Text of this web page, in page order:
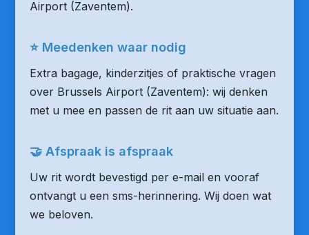
Airport (Zaventem).
⭐ Meedenken waar nodig
Extra bagage, kinderzitjes of praktische vragen
over Brussels Airport (Zaventem): wij denken
met u mee en passen de rit aan uw situatie aan.
🤝 Afspraak is afspraak
Uw rit wordt bevestigd per e-mail en vooraf
ontvangt u een sms-herinnering. Wij doen wat
we beloven.